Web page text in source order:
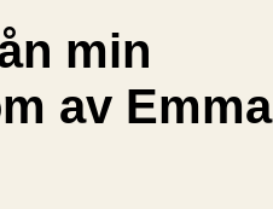
min
av Emma